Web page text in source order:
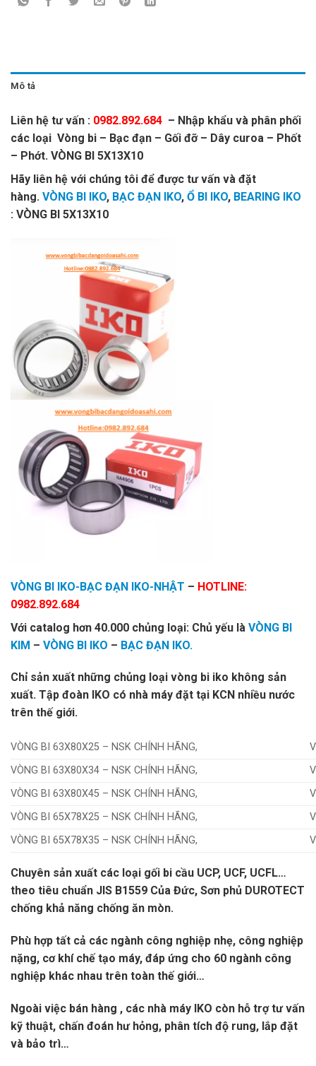
Mô tả
Liên hệ tư vấn : 0982.892.684 – Nhập khẩu và phân phối
các loại Vòng bi – Bạc đạn – Gối đỡ – Dây curoa – Phốt
– Phớt. VÒNG BI 5X13X10
Hãy liên hệ với chúng tôi để được tư vấn và đặt
hàng. VÒNG BI IKO, BẠC ĐẠN IKO, Ổ BI IKO, BEARING IKO
: VÒNG BI 5X13X10
VÒNG BI IKO-BẠC ĐẠN IKO-NHẬT – HOTLINE:
0982.892.684
Với catalog hơn 40.000 chủng loại: Chủ yếu là VÒNG BI
KIM – VÒNG BI IKO – BẠC ĐẠN IKO.
Chỉ sản xuất những chủng loại vòng bi iko không sản
xuất. Tập đoàn IKO có nhà máy đặt tại KCN nhiều nước
trên thế giới.
VÒNG BI 63X80X25 – NSK CHÍNH HÃNG,
VÒNG BI 63X80X34 – NSK CHÍNH HÃNG,
VÒNG BI 63X80X45 – NSK CHÍNH HÃNG,
VÒNG BI 65X78X25 – NSK CHÍNH HÃNG,
VÒNG BI 65X78X35 – NSK CHÍNH HÃNG,
Chuyên sản xuất các loại gối bi cầu UCP, UCF, UCFL…
theo tiêu chuẩn JIS B1559 Của Đức, Sơn phủ DUROTECT
chống khả năng chống ăn mòn.
Phù hợp tất cả các ngành công nghiệp nhẹ, công nghiệp
nặng, cơ khí chế tạo máy, đáp ứng cho 60 ngành công
nghiệp khác nhau trên toàn thế giới…
Ngoài việc bán hàng , các nhà máy IKO còn hỗ trợ tư vấn
kỹ thuật, chấn đoán hư hỏng, phân tích độ rung, lắp đặt
và bảo trì…